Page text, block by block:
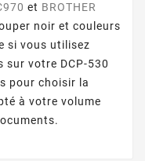
et BROTHER
noir et couleurs
si vous utilisez
sur votre DCP-530
pour choisir la
à votre volume